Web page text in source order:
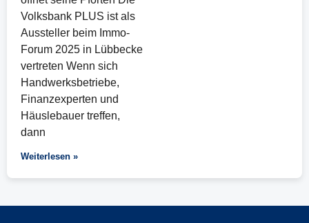
Volksbank PLUS ist als
Aussteller beim Immo-
Forum 2025 in Lübbecke
vertreten Wenn sich
Handwerksbetriebe,
Finanzexperten und
Häuslebauer treffen,
dann
Weiterlesen »